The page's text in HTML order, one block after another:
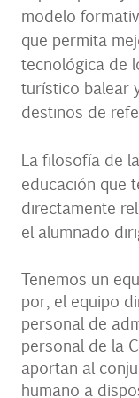
modelo
que permita
tecnológica de
turístico balear
destinos de
La filosofía de
educación que
directamente
el alumnado
Tenemos un
por, el equipo
personal de
personal de la
aportan al
humano a